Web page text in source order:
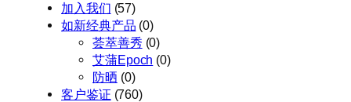
加入我们 (57)
如新经典产品 (0)
荟萃善秀 (0)
艾蒲Epoch (0)
防晒 (0)
客户鉴证 (760)